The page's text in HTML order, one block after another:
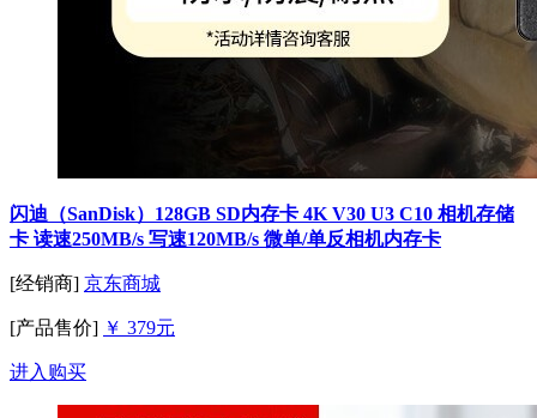
闪迪（SanDisk）128GB SD内存卡 4K V30 U3 C10 相机存储
卡 读速250MB/s 写速120MB/s 微单/单反相机内存卡
[经销商] 京东商城
[产品售价] ￥ 379元
进入购买